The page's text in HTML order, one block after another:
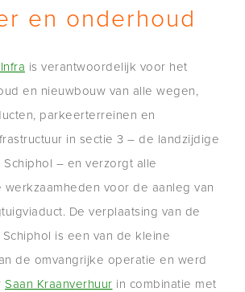
en onderhoud
is verantwoordelijk voor het
en nieuwbouw van alle wegen,
parkeerterreinen en
in sectie 3 – de landzijdige
– en verzorgt alle
voor de aanleg van
De verplaatsing van de
is een van de kleine
de omvangrijke operatie en werd
Saan Kraanverhuur in combinatie met